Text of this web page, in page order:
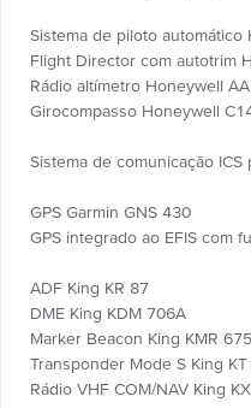
Sistema de piloto automático
Flight Director com autotrim
Rádio altímetro Honeywell
Girocompasso Honeywell
Sistema de comunicação
GPS Garmin GNS 430
GPS integrado ao EFIS com
ADF King KR 87
DME King KDM 706A
Marker Beacon King KMR 675
Transponder Mode S King
Rádio VHF COM/NAV King